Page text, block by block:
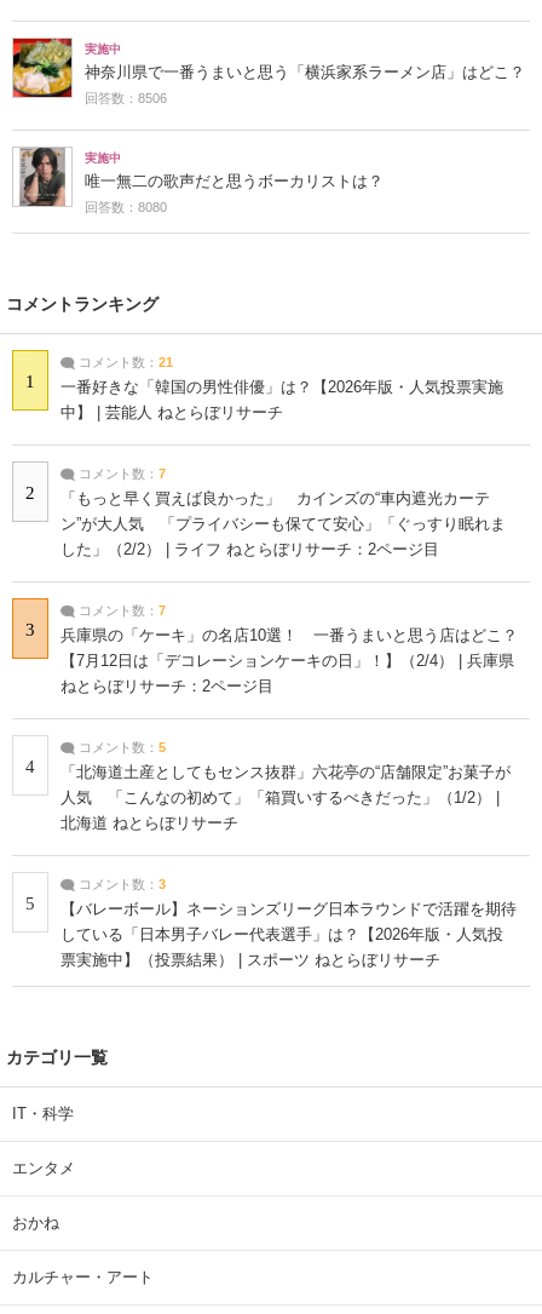
実施中
神奈川県で一番うまいと思う「横浜家系ラーメン店」はどこ？
回答数：8506
実施中
唯一無二の歌声だと思うボーカリストは？
回答数：8080
コメントランキング
1
コメント数： 21
一番好きな「韓国の男性俳優」は？【2026年版・人気投票実施
中】 | 芸能人 ねとらぼリサーチ
2
コメント数： 7
「もっと早く買えば良かった」 カインズの“車内遮光カーテ
ン”が大人気 「プライバシーも保てて安心」「ぐっすり眠れま
した」（2/2） | ライフ ねとらぼリサーチ：2ページ目
3
コメント数： 7
兵庫県の「ケーキ」の名店10選！ 一番うまいと思う店はどこ？
【7月12日は「デコレーションケーキの日」！】（2/4） | 兵庫県
ねとらぼリサーチ：2ページ目
4
コメント数： 5
「北海道土産としてもセンス抜群」六花亭の“店舗限定”お菓子が
人気 「こんなの初めて」「箱買いするべきだった」（1/2） |
北海道 ねとらぼリサーチ
5
コメント数： 3
【バレーボール】ネーションズリーグ日本ラウンドで活躍を期待
している「日本男子バレー代表選手」は？【2026年版・人気投
票実施中】（投票結果） | スポーツ ねとらぼリサーチ
カテゴリ一覧
IT・科学
エンタメ
おかね
カルチャー・アート